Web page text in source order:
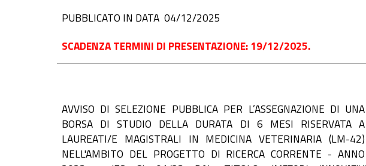
PUBBLICATO IN DATA 04/12/2025
SCADENZA TERMINI DI PRESENTAZIONE: 19/12/2025.
AVVISO DISELEZIONE PUBBLICA PER L’ASSEGNAZIONE DI UNA
BORSA DI STUDIO DELLA DURATA DI 6 MESI RISERVATA A
LAUREATI/E MAGISTRALI IN MEDICINA VETERINARIA (LM-42)
NELL'AMBITO DEL PROGETTO DI RICERCA CORRENTE - ANNO